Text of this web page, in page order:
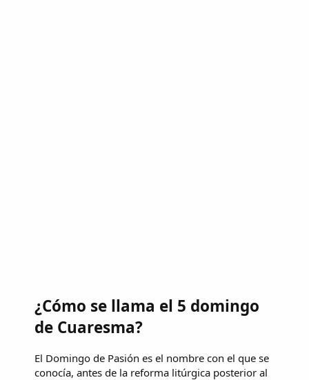
¿Cómo se llama el 5 domingo
de Cuaresma?
El Domingo de Pasión es el nombre con el que se
conocía, antes de la reforma litúrgica posterior al